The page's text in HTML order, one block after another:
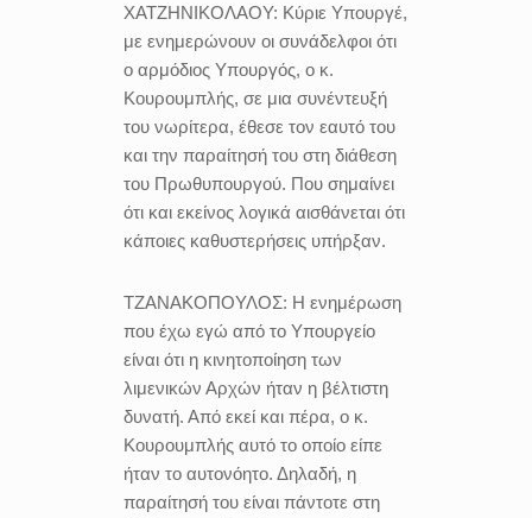
ΧΑΤΖΗΝΙΚΟΛΑΟΥ: Κύριε Υπουργέ,
με ενημερώνουν οι συνάδελφοι ότι
ο αρμόδιος Υπουργός, ο κ.
Κουρουμπλής, σε μια συνέντευξή
του νωρίτερα, έθεσε τον εαυτό του
και την παραίτησή του στη διάθεση
του Πρωθυπουργού. Που σημαίνει
ότι και εκείνος λογικά αισθάνεται ότι
κάποιες καθυστερήσεις υπήρξαν.
ΤΖΑΝΑΚΟΠΟΥΛΟΣ: Η ενημέρωση
που έχω εγώ από το Υπουργείο
είναι ότι η κινητοποίηση των
λιμενικών Αρχών ήταν η βέλτιστη
δυνατή. Από εκεί και πέρα, ο κ.
Κουρουμπλής αυτό το οποίο είπε
ήταν το αυτονόητο. Δηλαδή, η
παραίτησή του είναι πάντοτε στη